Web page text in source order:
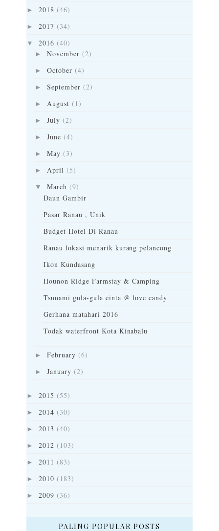
► 2018 (46)
► 2017 (34)
▼ 2016 (40)
► November (2)
► October (4)
► September (2)
► August (1)
► July (2)
► June (4)
► May (3)
► April (5)
▼ March (9)
Daun Gambir
Pasar Ranau , Unik
Budget Hotel Di Ranau
Ranau lokasi menarik kurang pelancong
Ikon Kundasang
Hounon Ridge Farmstay & Camping
Tsunami gula-gula cinta @ love candy
Gerhana matahari 2016
Todak waterfront Kota Kinabalu
► February (6)
► January (2)
► 2015 (55)
► 2014 (30)
► 2013 (40)
► 2012 (103)
► 2011 (83)
► 2010 (183)
► 2009 (36)
PALING POPULAR POSTS